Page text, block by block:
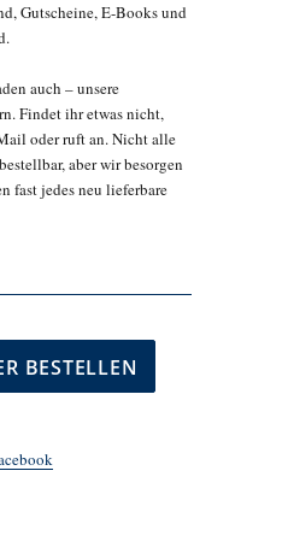
Gutscheine, E-Books und
auch – unsere
Findet ihr etwas nicht,
oder ruft an. Nicht alle
aber wir besorgen
fast jedes neu lieferbare